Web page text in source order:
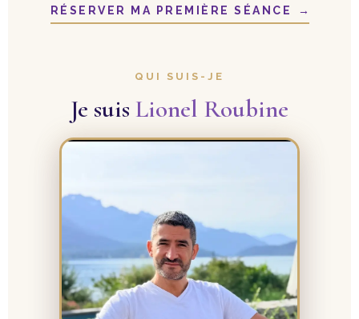
RÉSERVER MA PREMIÈRE SÉANCE →
QUI SUIS-JE
Je suis Lionel Roubine